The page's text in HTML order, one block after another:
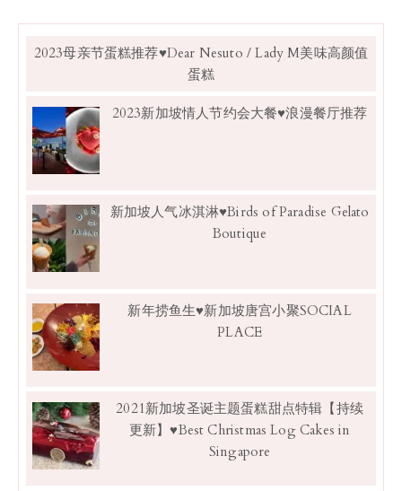
2023母亲节蛋糕推荐♥Dear Nesuto / Lady M美味高颜值
蛋糕
2023新加坡情人节约会大餐♥浪漫餐厅推荐
新加坡人气冰淇淋♥Birds of Paradise Gelato
Boutique
新年捞鱼生♥新加坡唐宫小聚SOCIAL
PLACE
2021新加坡圣诞主题蛋糕甜点特辑【持续
更新】♥Best Christmas Log Cakes in
Singapore